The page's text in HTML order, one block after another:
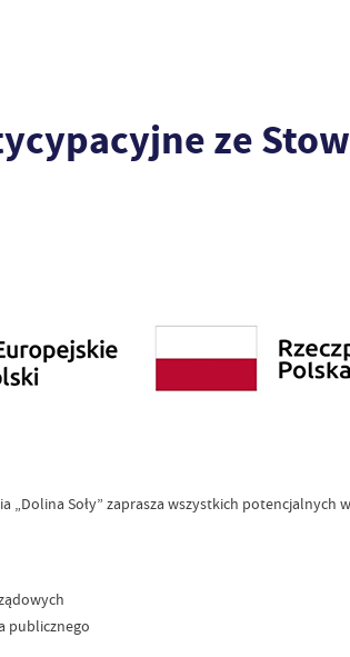
ze
„Dolina Soły” zaprasza wszystkich potencjalnych
publicznego